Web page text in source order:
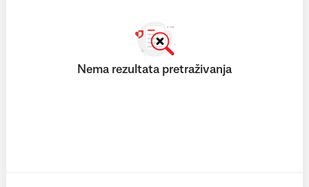
Nema rezultata pretraživanja